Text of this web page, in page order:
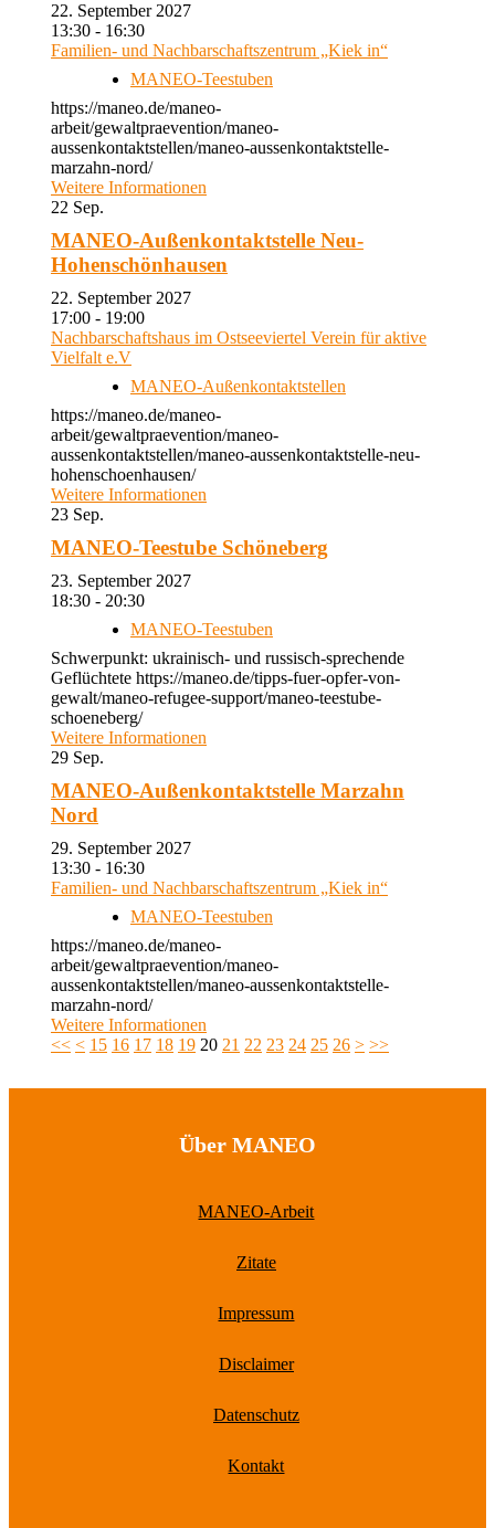
22. September 2027
13:30 - 16:30
Familien- und Nachbarschaftszentrum „Kiek in“
MANEO-Teestuben
https://maneo.de/maneo-
arbeit/gewaltpraevention/maneo-
aussenkontaktstellen/maneo-aussenkontaktstelle-
marzahn-nord/
Weitere Informationen
22 Sep.
MANEO-Außenkontaktstelle Neu-
Hohenschönhausen
22. September 2027
17:00 - 19:00
Nachbarschaftshaus im Ostseeviertel Verein für aktive
Vielfalt e.V
MANEO-Außenkontaktstellen
https://maneo.de/maneo-
arbeit/gewaltpraevention/maneo-
aussenkontaktstellen/maneo-aussenkontaktstelle-neu-
hohenschoenhausen/
Weitere Informationen
23 Sep.
MANEO-Teestube Schöneberg
23. September 2027
18:30 - 20:30
MANEO-Teestuben
Schwerpunkt: ukrainisch- und russisch-sprechende
Geflüchtete https://maneo.de/tipps-fuer-opfer-von-
gewalt/maneo-refugee-support/maneo-teestube-
schoeneberg/
Weitere Informationen
29 Sep.
MANEO-Außenkontaktstelle Marzahn
Nord
29. September 2027
13:30 - 16:30
Familien- und Nachbarschaftszentrum „Kiek in“
MANEO-Teestuben
https://maneo.de/maneo-
arbeit/gewaltpraevention/maneo-
aussenkontaktstellen/maneo-aussenkontaktstelle-
marzahn-nord/
Weitere Informationen
<< < 15 16 17 18 19 20 21 22 23 24 25 26 > >>
Über MANEO
MANEO-Arbeit
Zitate
Impressum
Disclaimer
Datenschutz
Kontakt